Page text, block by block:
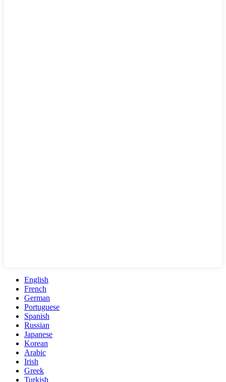
English
French
German
Portuguese
Spanish
Russian
Japanese
Korean
Arabic
Irish
Greek
Turkish